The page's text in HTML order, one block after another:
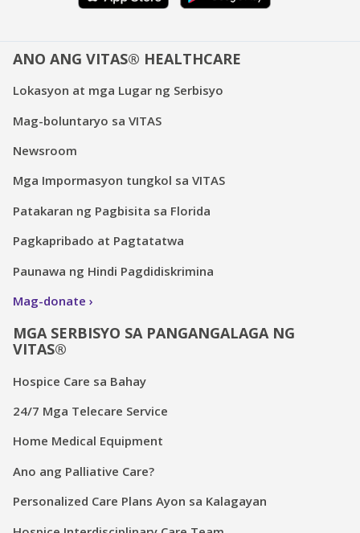
ANO ANG VITAS® HEALTHCARE
Lokasyon at mga Lugar ng Serbisyo
Mag-boluntaryo sa VITAS
Newsroom
Mga Impormasyon tungkol sa VITAS
Patakaran ng Pagbisita sa Florida
Pagkapribado at Pagtatatwa
Paunawa ng Hindi Pagdidiskrimina
Mag-donate
MGA SERBISYO SA PANGANGALAGA NG
VITAS®
Hospice Care sa Bahay
24/7 Mga Telecare Service
Home Medical Equipment
Ano ang Palliative Care?
Personalized Care Plans Ayon sa Kalagayan